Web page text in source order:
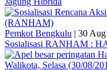
Pemkot Bengkulu | 30
Sosialisasi RANHAM :